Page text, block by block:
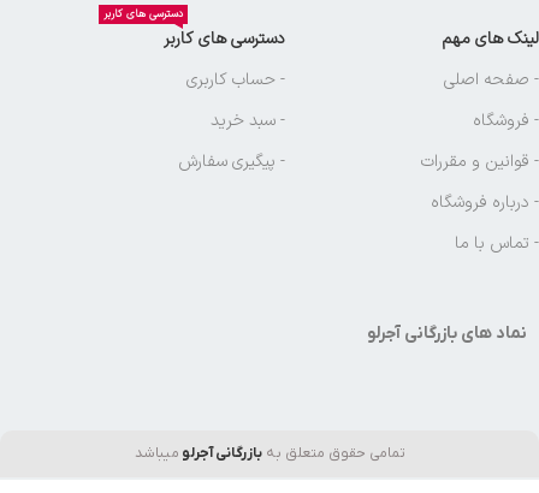
لینک های مهم
- صفحه اصلی
- فروشگاه
- قوانین و مقررات
- درباره فروشگاه
- تماس با ما
دسترسی های کاربر
دسترسی های کاربر
- حساب کاربری
- سبد خرید
- پیگیری سفارش
نماد های بازرگانی آجرلو
تمامی حقوق متعلق بهبازرگانی آجرلو میباشد